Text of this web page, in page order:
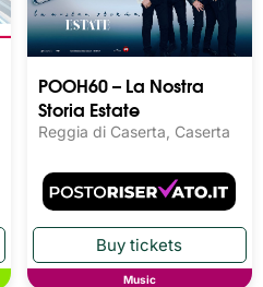
POOH60 – La Nostra
Storia Estate
Reggia di Caserta, Caserta
Music